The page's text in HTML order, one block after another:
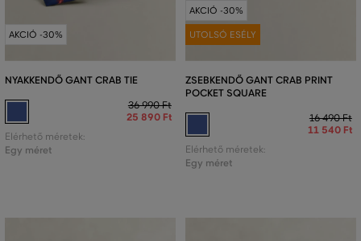
AKCIÓ -30%
NYAKKENDŐ GANT CRAB TIE
36 990 Ft
25 890 Ft
Elérhető méretek:
Egy méret
AKCIÓ -30%
UTOLSÓ ESÉLY
ZSEBKENDŐ GANT CRAB PRINT
POCKET SQUARE
16 490 Ft
11 540 Ft
Elérhető méretek:
Egy méret